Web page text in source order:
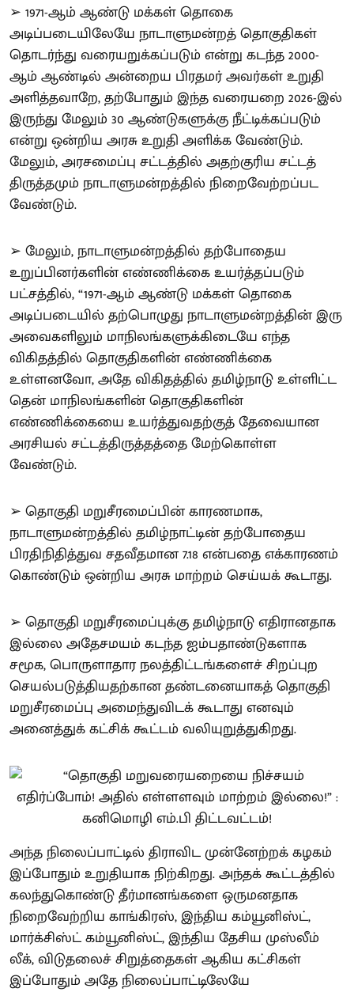
➢ 1971-ஆம் ஆண்டு மக்கள் தொகை
அடிப்படையிலேயே நாடாளுமன்றத் தொகுதிகள்
தொடர்ந்து வரையறுக்கப்படும் என்று கடந்த 2000-
ஆம் ஆண்டில் அன்றைய பிரதமர் அவர்கள் உறுதி
அளித்தவாறே, தற்போதும் இந்த வரையறை 2026-இல்
இருந்து மேலும் 30 ஆண்டுகளுக்கு நீட்டிக்கப்படும்
என்று ஒன்றிய அரசு உறுதி அளிக்க வேண்டும்.
மேலும், அரசமைப்பு சட்டத்தில் அதற்குரிய சட்டத்
திருத்தமும் நாடாளுமன்றத்தில் நிறைவேற்றப்பட
வேண்டும்.
➢ மேலும், நாடாளுமன்றத்தில் தற்போதைய
உறுப்பினர்களின் எண்ணிக்கை உயர்த்தப்படும்
பட்சத்தில், “1971-ஆம் ஆண்டு மக்கள் தொகை
அடிப்படையில் தற்பொழுது நாடாளுமன்றத்தின் இரு
அவைகளிலும் மாநிலங்களுக்கிடையே எந்த
விகிதத்தில் தொகுதிகளின் எண்ணிக்கை
உள்ளனவோ, அதே விகிதத்தில் தமிழ்நாடு உள்ளிட்ட
தென் மாநிலங்களின் தொகுதிகளின்
எண்ணிக்கையை உயர்த்துவதற்குத் தேவையான
அரசியல் சட்டத்திருத்தத்தை மேற்கொள்ள
வேண்டும்.
➢ தொகுதி மறுசீரமைப்பின் காரணமாக,
நாடாளுமன்றத்தில் தமிழ்நாட்டின் தற்போதைய
பிரதிநிதித்துவ சதவீதமான 7.18 என்பதை எக்காரணம்
கொண்டும் ஒன்றிய அரசு மாற்றம் செய்யக் கூடாது.
➢ தொகுதி மறுசீரமைப்புக்கு தமிழ்நாடு எதிரானதாக
இல்லை அதேசமயம் கடந்த ஐம்பதாண்டுகளாக
சமூக, பொருளாதார நலத்திட்டங்களைச் சிறப்புற
செயல்படுத்தியதற்கான தண்டனையாகத் தொகுதி
மறுசீரமைப்பு அமைந்துவிடக் கூடாது எனவும்
அனைத்துக் கட்சிக் கூட்டம் வலியுறுத்துகிறது.
அந்த நிலைப்பாட்டில் திராவிட முன்னேற்றக் கழகம்
இப்போதும் உறுதியாக நிற்கிறது. அந்தக் கூட்டத்தில்
கலந்துகொண்டு தீர்மானங்களை ஒருமனதாக
நிறைவேற்றிய காங்கிரஸ், இந்திய கம்யூனிஸ்ட்,
மார்க்சிஸ்ட் கம்யூனிஸ்ட், இந்திய தேசிய முஸ்லீம்
லீக், விடுதலைச் சிறுத்தைகள் ஆகிய கட்சிகள்
இப்போதும் அதே நிலைப்பாட்டிலேயே